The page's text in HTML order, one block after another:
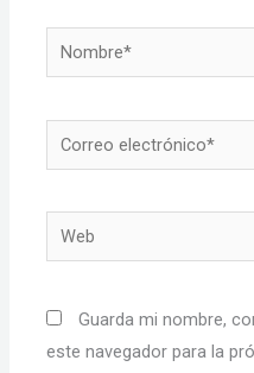
Nombre*
Correo
electrónico*
Web
Guarda mi nombre,
este navegador para la